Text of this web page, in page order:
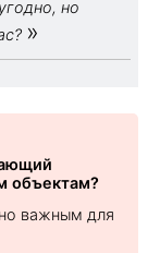
но
»
объектам?
важным для